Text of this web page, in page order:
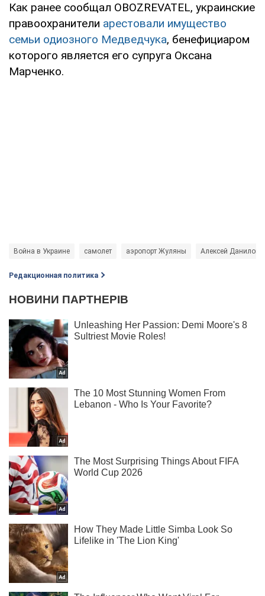
Как ранее сообщал OBOZREVATEL, украинские
правоохранители арестовали имущество
семьи одиозного Медведчука, бенефициаром
которого является его супруга Оксана
Марченко.
Война в Украине самолет аэропорт Жуляны Алексей Данилов
Редакционная политика